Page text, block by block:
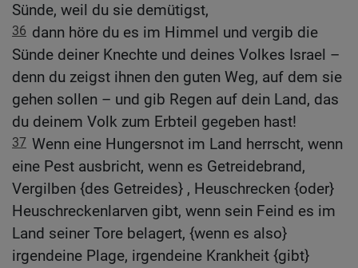
Sünde, weil du sie demütigst,
36 dann höre du es im Himmel und vergib die
Sünde deiner Knechte und deines Volkes Israel –
denn du zeigst ihnen den guten Weg, auf dem sie
gehen sollen – und gib Regen auf dein Land, das
du deinem Volk zum Erbteil gegeben hast!
37 Wenn eine Hungersnot im Land herrscht, wenn
eine Pest ausbricht, wenn es Getreidebrand,
Vergilben {des Getreides} , Heuschrecken {oder}
Heuschreckenlarven gibt, wenn sein Feind es im
Land seiner Tore belagert, {wenn es also}
irgendeine Plage, irgendeine Krankheit {gibt}